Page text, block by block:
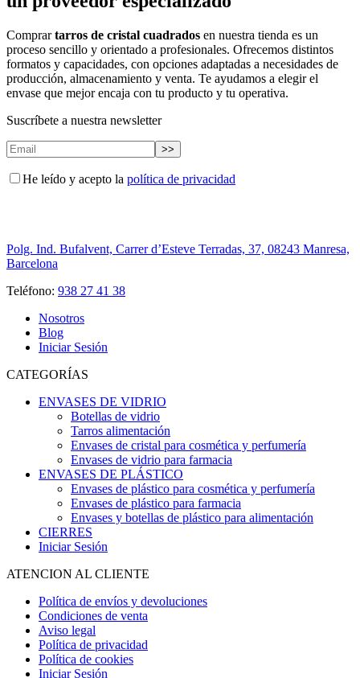
Comprartarros de cristal cuadrados en nuestra tienda es un
proceso sencillo y orientado a profesionales. Ofrecemos distintos
formatos y capacidades, con opciones adaptadas a necesidades de
producción, almacenamiento y venta. Te ayudamos a elegir el
envase que mejor encaja con tu producto y tu operativa.
Suscríbete a nuestra newsletter
He leído y acepto la política de privacidad
Polg. Ind. Bufalvent, Carrer d’Esteve Terradas, 37, 08243 Manresa,
Barcelona
Teléfono: 938 27 41 38
Nosotros
Blog
Iniciar Sesión
CATEGORÍAS
ENVASES DE VIDRIO
Botellas de vidrio
Tarros alimentación
Envases de cristal para cosmética y perfumería
Envases de vidrio para farmacia
ENVASES DE PLÁSTICO
Envases de plástico para cosmética y perfumería
Envases de plástico para farmacia
Envases y botellas de plástico para alimentación
CIERRES
Iniciar Sesión
ATENCION AL CLIENTE
Política de envíos y devoluciones
Condiciones de venta
Aviso legal
Política de privacidad
Política de cookies
Iniciar Sesión